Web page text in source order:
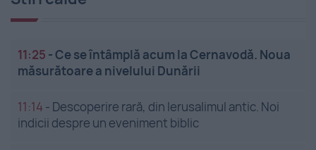
11:25 -Ce se întâmplă acum la Cernavodă. Noua
măsurătoare a nivelului Dunării
11:14 - Descoperire rară, din Ierusalimul antic. Noi
indicii despre un eveniment biblic